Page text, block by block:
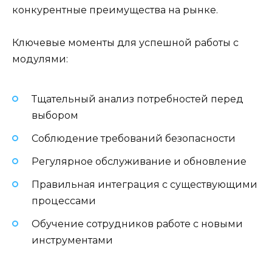
конкурентные преимущества на рынке.
Ключевые моменты для успешной работы с
модулями:
Тщательный анализ потребностей перед
выбором
Соблюдение требований безопасности
Регулярное обслуживание и обновление
Правильная интеграция с существующими
процессами
Обучение сотрудников работе с новыми
инструментами